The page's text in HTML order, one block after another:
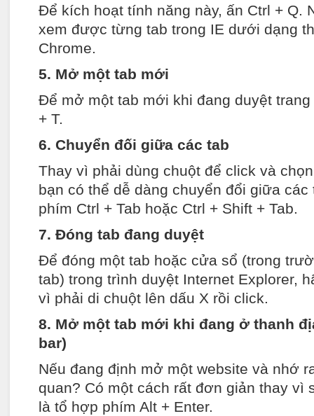
Để kích hoạt tính năng này, ấn Ctrl + Q.
xem được từng tab trong IE dưới dạng
Chrome.
5. Mở một tab mới
Để mở một tab mới khi đang duyệt
+ T.
6. Chuyển đối giữa các tab
Thay vì phải dùng chuột để click và
bạn có thể dễ dàng chuyển đổi giữa
phím Ctrl + Tab hoặc Ctrl + Shift + Tab.
7. Đóng tab đang duyệt
Để đóng một tab hoặc cửa sổ (trong
tab) trong trình duyệt Internet Explorer,
vì phải di chuột lên dấu X rồi click.
8. Mở một tab mới khi đang ở thanh
bar)
Nếu đang định mở một website và nhớ
quan? Có một cách rất đơn giản thay vì
là tổ hợp phím Alt + Enter.